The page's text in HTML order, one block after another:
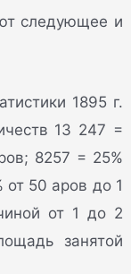
следующее и
1895 г.
13 247 =
8257 = 25%
50 аров до 1
от 1 до 2
занятой